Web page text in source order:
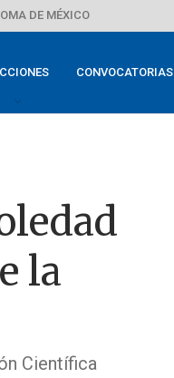
DE MÉXICO
CONVOCATORIAS
la
Científica